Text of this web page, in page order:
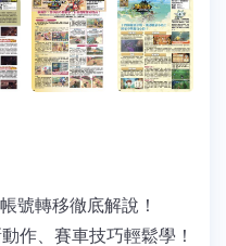
號轉移徹底解說！
作、賽車技巧輕鬆學！